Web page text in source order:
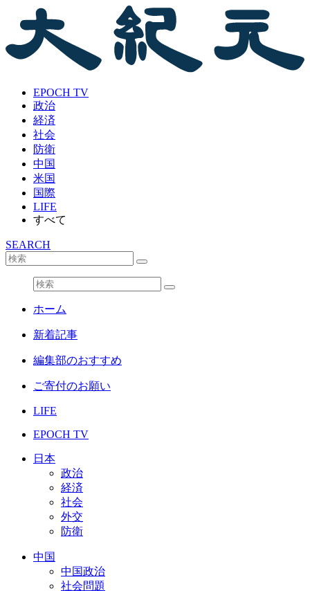
EPOCH TV
政治
経済
社会
防衛
中国
米国
国際
LIFE
すべて
SEARCH
ホーム
新着記事
編集部のおすすめ
ご寄付のお願い
LIFE
EPOCH TV
日本
政治
経済
社会
外交
防衛
中国
中国政治
社会問題